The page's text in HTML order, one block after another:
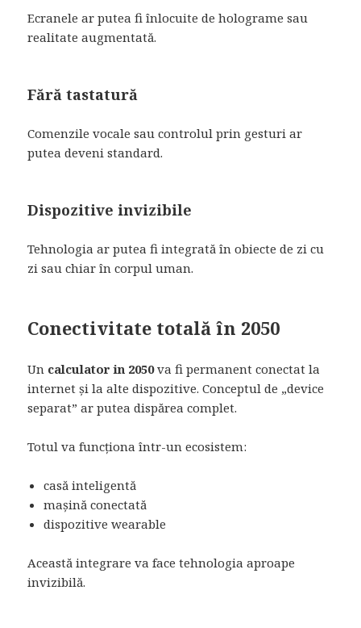
Ecranele ar putea fi înlocuite de holograme sau
realitate augmentată.
Fără tastatură
Comenzile vocale sau controlul prin gesturi ar
putea deveni standard.
Dispozitive invizibile
Tehnologia ar putea fi integrată în obiecte de zi cu
zi sau chiar în corpul uman.
Conectivitate totală în 2050
Un calculator in 2050va fi permanent conectat la
internet și la alte dispozitive. Conceptul de „device
separat” ar putea dispărea complet.
Totul va funcționa într-un ecosistem:
casă inteligentă
mașină conectată
dispozitive wearable
Această integrare va face tehnologia aproape
invizibilă.